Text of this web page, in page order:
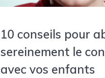
10 conseils pour
sereinement le
avec vos enfants